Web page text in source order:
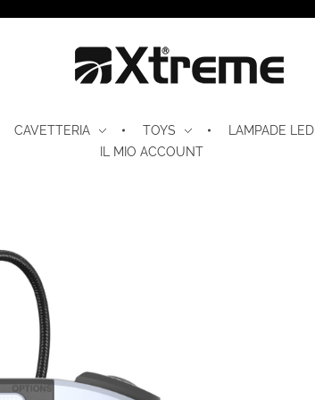
CAVETTERIA TOYS LAMPADE LED
IL MIO ACCOUNT